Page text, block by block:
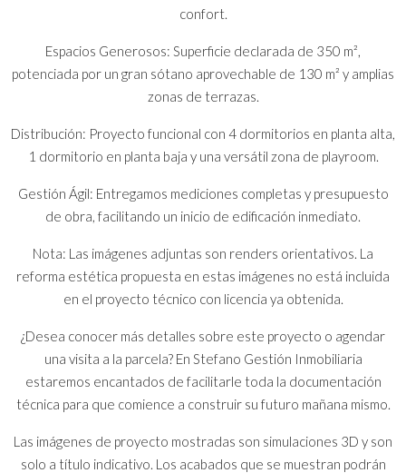
confort.
Espacios Generosos: Superficie declarada de 350 m²,
potenciada por un gran sótano aprovechable de 130 m² y amplias
zonas de terrazas.
Distribución: Proyecto funcional con 4 dormitorios en planta alta,
1 dormitorio en planta baja y una versátil zona de playroom.
Gestión Ágil: Entregamos mediciones completas y presupuesto
de obra, facilitando un inicio de edificación inmediato.
Nota: Las imágenes adjuntas son renders orientativos. La
reforma estética propuesta en estas imágenes no está incluida
en el proyecto técnico con licencia ya obtenida.
¿Desea conocer más detalles sobre este proyecto o agendar
una visita a la parcela? En Stefano Gestión Inmobiliaria
estaremos encantados de facilitarle toda la documentación
técnica para que comience a construir su futuro mañana mismo.
Las imágenes de proyecto mostradas son simulaciones 3D y son
solo a título indicativo. Los acabados que se muestran podrán